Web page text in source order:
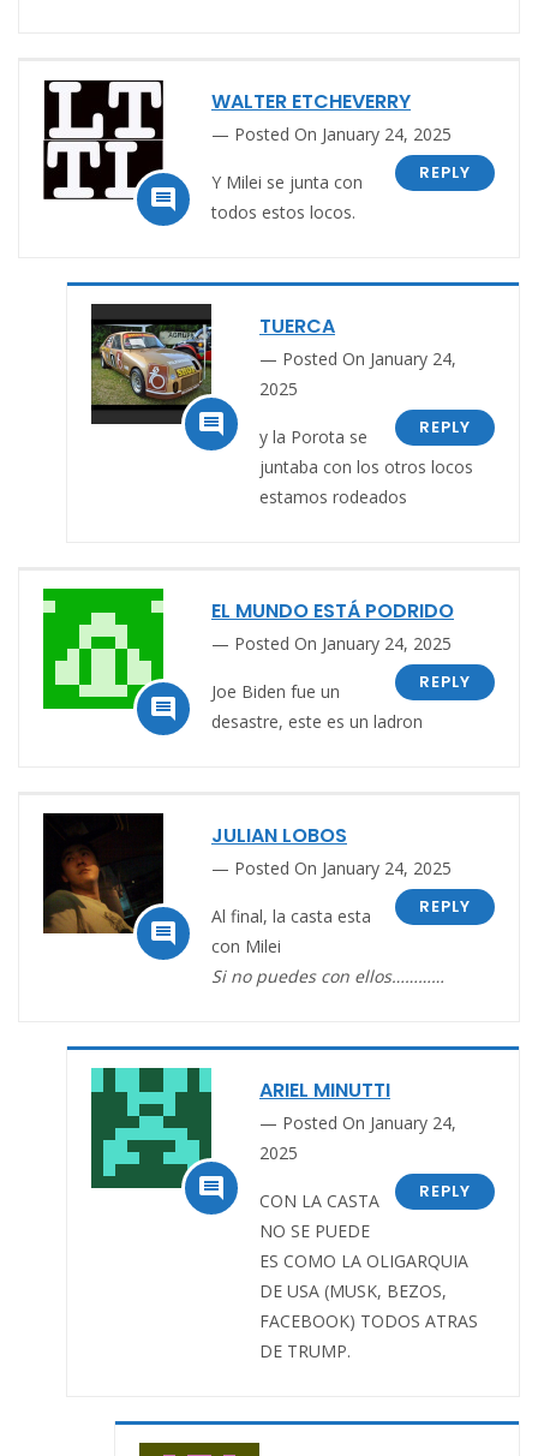

WALTER ETCHEVERRY
Posted On January 24, 2025
REPLY
Y Milei se junta con
todos estos locos.

TUERCA
Posted On January 24,
2025
REPLY
y la Porota se
juntaba con los otros locos
estamos rodeados

EL MUNDO ESTÁ PODRIDO
Posted On January 24, 2025
REPLY
Joe Biden fue un
desastre, este es un ladron

JULIAN LOBOS
Posted On January 24, 2025
REPLY
Al final, la casta esta
con Milei
Si no puedes con ellos…………

ARIEL MINUTTI
Posted On January 24,
2025
REPLY
CON LA CASTA
NO SE PUEDE
ES COMO LA OLIGARQUIA
DE USA (MUSK, BEZOS,
FACEBOOK) TODOS ATRAS
DE TRUMP.